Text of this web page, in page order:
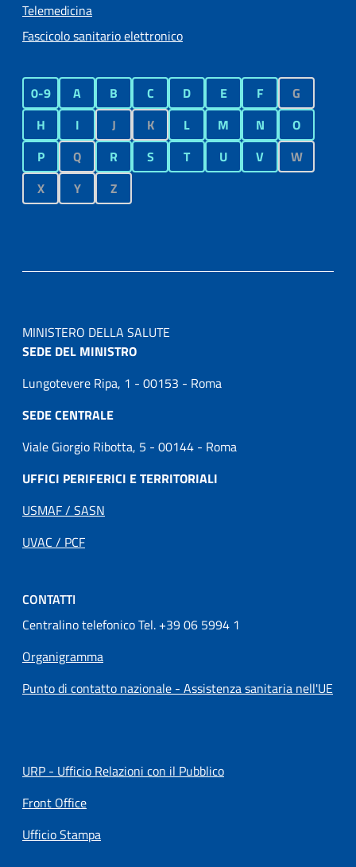
Telemedicina
Fascicolo sanitario elettronico
0-9 A B C D E F
G
H
I J K L M N
O
P
Q R S T U V
W
X
Y Z
MINISTERO DELLA SALUTE
SEDE DEL MINISTRO
Lungotevere Ripa, 1 - 00153 - Roma
SEDE CENTRALE
Viale Giorgio Ribotta, 5 - 00144 - Roma
UFFICI PERIFERICI E TERRITORIALI
USMAF / SASN
UVAC / PCF
CONTATTI
Centralino telefonico Tel. +39 06 5994 1
Organigramma
Punto di contatto nazionale - Assistenza sanitaria nell'UE
URP - Ufficio Relazioni con il Pubblico
Front Office
Ufficio Stampa